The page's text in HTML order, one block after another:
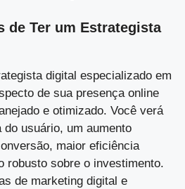
de Ter um Estrategista
digital especializado em
de sua presença online
e otimizado. Você verá
usuário, um aumento
maior eficiência
robusto sobre o investimento.
de marketing digital e